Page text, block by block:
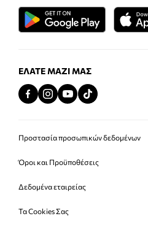
ΕΛΆΤΕ ΜΑΖΊ ΜΑΣ
Προστασία προσωπικών δεδομένων
Όροι και Προϋποθέσεις
Δεδομένα εταιρείας
Τα Cookies Σας